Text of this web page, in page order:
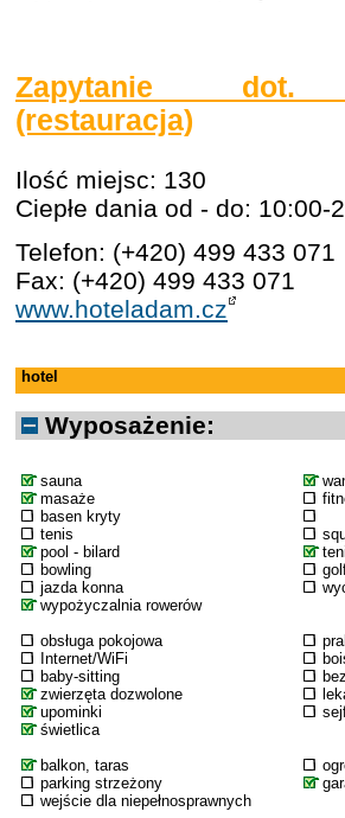
Zapytanie dot.
(restauracja)
Ilość miejsc: 130
Ciepłe dania od - do: 10:00-
Telefon: (+420) 499 433 071
Fax: (+420) 499 433 071
www.hoteladam.cz
hotel
Wyposażenie:
sauna
masaże
basen kryty
tenis
pool - bilard
bowling
jazda konna
wypożyczalnia rowerów
obsługa pokojowa
Internet/WiFi
baby-sitting
zwierzęta dozwolone
upominki
świetlica
balkon, taras
parking strzeżony
wejście dla niepełnosprawnych